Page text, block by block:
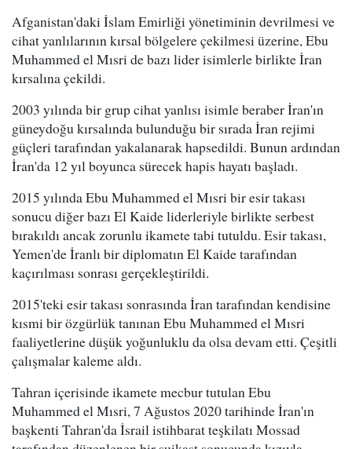
Afganistan'daki İslam Emirliği yönetiminin devrilmesi ve
cihat yanlılarının kırsal bölgelere çekilmesi üzerine, Ebu
Muhammed el Mısri de bazı lider isimlerle birlikte İran
kırsalına çekildi.
2003 yılında bir grup cihat yanlısı isimle beraber İran'ın
güneydoğu kırsalında bulunduğu bir sırada İran rejimi
güçleri tarafından yakalanarak hapsedildi. Bunun ardından
İran'da 12 yıl boyunca sürecek hapis hayatı başladı.
2015 yılında Ebu Muhammed el Mısri bir esir takası
sonucu diğer bazı El Kaide liderleriyle birlikte serbest
bırakıldı ancak zorunlu ikamete tabi tutuldu. Esir takası,
Yemen'de İranlı bir diplomatın El Kaide tarafından
kaçırılması sonrası gerçekleştirildi.
2015'teki esir takası sonrasında İran tarafından kendisine
kısmi bir özgürlük tanınan Ebu Muhammed el Mısri
faaliyetlerine düşük yoğunluklu da olsa devam etti. Çeşitli
çalışmalar kaleme aldı.
Tahran içerisinde ikamete mecbur tutulan Ebu
Muhammed el Mısri, 7 Ağustos 2020 tarihinde İran'ın
başkenti Tahran'da İsrail istihbarat teşkilatı Mossad